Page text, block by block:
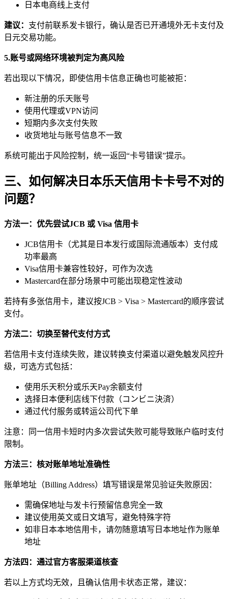
日本电商线上支付
建议： 支付前联系发卡银行，确认是否已开通境外无卡支付及
日元交易功能。
5.账号或网络环境被判定为高风险
若出现以下情况，即使信用卡信息正确也可能被拒：
新注册的乐天账号
使用代理或VPN访问
短期内多次支付失败
收货地址与账号信息不一致
系统可能出于风险控制，统一返回“卡号错误”提示。
三、如何解决日本乐天信用卡卡号不对的
问题？
方法一：优先尝试JCB 或 Visa 信用卡
JCB信用卡（尤其是日本发行或国际流通版本）支付成
功率最高
Visa信用卡兼容性较好，可作为次选
Mastercard在部分场景中可能出现稳定性波动
若持有多张信用卡，建议按JCB > Visa > Mastercard的顺序尝试
支付。
方法二：切换至替代支付方式
若信用卡支付连续失败，建议转换支付渠道以避免触发风控升
级，可选方式包括：
使用乐天积分或乐天Pay余额支付
选择日本便利店线下付款（コンビニ決済）
通过代付服务或转运公司代下单
注意：同一信用卡短时内多次尝试失败可能导致账户临时支付
限制。
方法三：核对账单地址准确性
账单地址（Billing Address）填写错误是常见验证失败原因：
需确保地址与发卡行预留信息完全一致
建议使用英文或日文填写，避免特殊字符
如非日本本地信用卡，请勿随意填写日本地址作为账单
地址
方法四：通过官方客服渠道核查
若以上方式均无效，且确认信用卡状态正常，建议：